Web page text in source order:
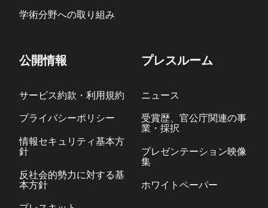
学術分野への取り組み
公開情報
サービス約款・利用規約
プライバシーポリシー
情報セキュリティ基本方
針
反社会的勢力に対する基
本方針
プレスルーム
ニュース
受賞歴、官公庁関連の事
業・採択
プレゼンテーション映像
集
ホワイトペーパー